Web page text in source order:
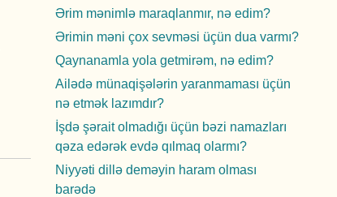
Ərim mənimlə maraqlanmır, nə edim?
Ərimin məni çox sevməsi üçün dua varmı?
Qaynanamla yola getmirəm, nə edim?
Ailədə münaqişələrin yaranmaması üçün
nə etmək lazımdır?
İşdə şərait olmadığı üçün bəzi namazları
qəza edərək evdə qılmaq olarmı?
Niyyəti dillə deməyin haram olması
barədə